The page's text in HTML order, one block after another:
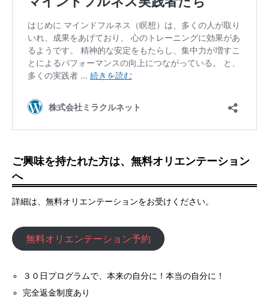
ご興味を持たれた方は、無料オリエンテーション
へ
詳細は、無料オリエンテーションをお受けください。
無料オリエンテーション予約
３０日プログラムで、本来の自分に！本当の自分に！
完全返金制度あり